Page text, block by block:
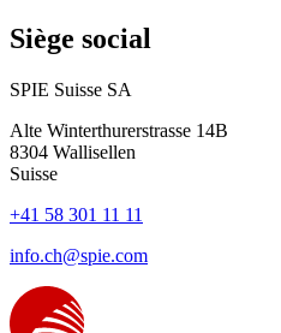
Siège social
SPIE Suisse SA
Alte Winterthurerstrasse 14B
8304 Wallisellen
Suisse
+41 58 301 11 11
info.ch@spie.com